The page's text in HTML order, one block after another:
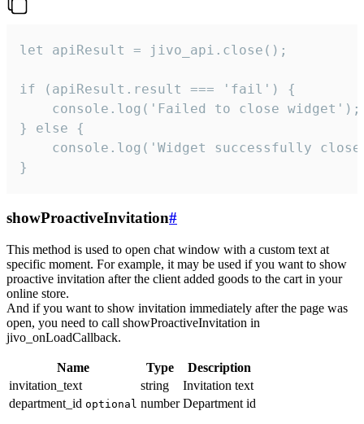
let apiResult = jivo_api.close();
if (apiResult.result === 'fail') {
    console.log('Failed to close widget');
} else {
console.log('Widget successfully
}
showProactiveInvitation#
This method is used to open chat window with a custom text at
specific moment. For example, it may be used if you want to show
proactive invitation after the client added goods to the cart in your
online store.
And if you want to show invitation immediately after the page was
open, you need to call showProactiveInvitation in
jivo_onLoadCallback.
Name Type
Description
invitation_text
string
Invitation text
department_id optional number Department id